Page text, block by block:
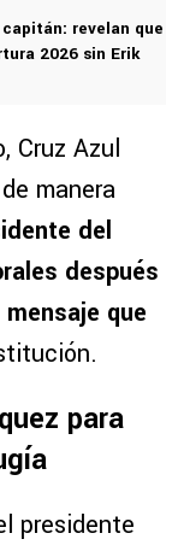
revelan que
2026 sin Erik
Cruz Azul
manera
del
después
que
para
presidente